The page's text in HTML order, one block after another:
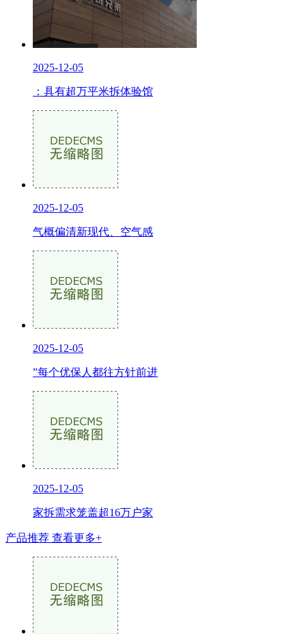
2025-12-05
：具有超万平米拆体验馆
2025-12-05
气概偏清新现代、空气感
2025-12-05
”每个优保人都往方针前进
2025-12-05
家拆需求笼盖超16万户家
产品推荐 查看更多+